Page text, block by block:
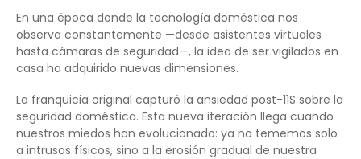
En una época donde la tecnología doméstica nos
observa constantemente —desde asistentes virtuales
hasta cámaras de seguridad—, la idea de ser vigilados en
casa ha adquirido nuevas dimensiones.
La franquicia original capturó la ansiedad post-11S sobre la
seguridad doméstica. Esta nueva iteración llega cuando
nuestros miedos han evolucionado: ya no tememos solo
a intrusos físicos, sino a la erosión gradual de nuestra